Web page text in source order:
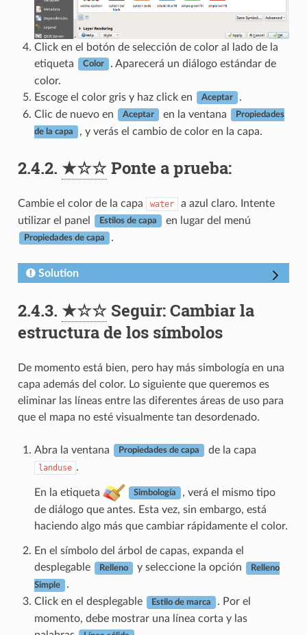
Click en el botón de selección de color al lado de la
etiqueta
Color
. Aparecerá un diálogo estándar de
color.
Escoge el color gris y haz click en
Aceptar
.
Clic de nuevo en
Aceptar en la ventana Propiedades
de la capa , y verás el cambio de color en la capa.
2.4.2. ★☆☆Ponte a prueba:
Cambie el color de la capa water
a azul claro. Intente
utilizar el panel
Estilos de capa en lugar del menú
Propiedades de capa .
Solution
2.4.3. ★☆☆Seguir: Cambiar la
estructura de los símbolos
De momento está bien, pero hay más simbología en una
capa además del color. Lo siguiente que queremos es
eliminar las líneas entre las diferentes áreas de uso para
que el mapa no esté visualmente tan desordenado.
Abra la ventana Propiedades de capa de la capa
landuse .
En la etiqueta Simbología
, verá el mismo tipo
de diálogo que antes. Esta vez, sin embargo, está
haciendo algo más que cambiar rápidamente el color.
En el símbolo del árbol de capas, expanda el
desplegable
Relleno y seleccione la opción Relleno
Simple
.
Click en el desplegable
Estilo de marca
. Por el
momento, debe mostrar una línea corta y las